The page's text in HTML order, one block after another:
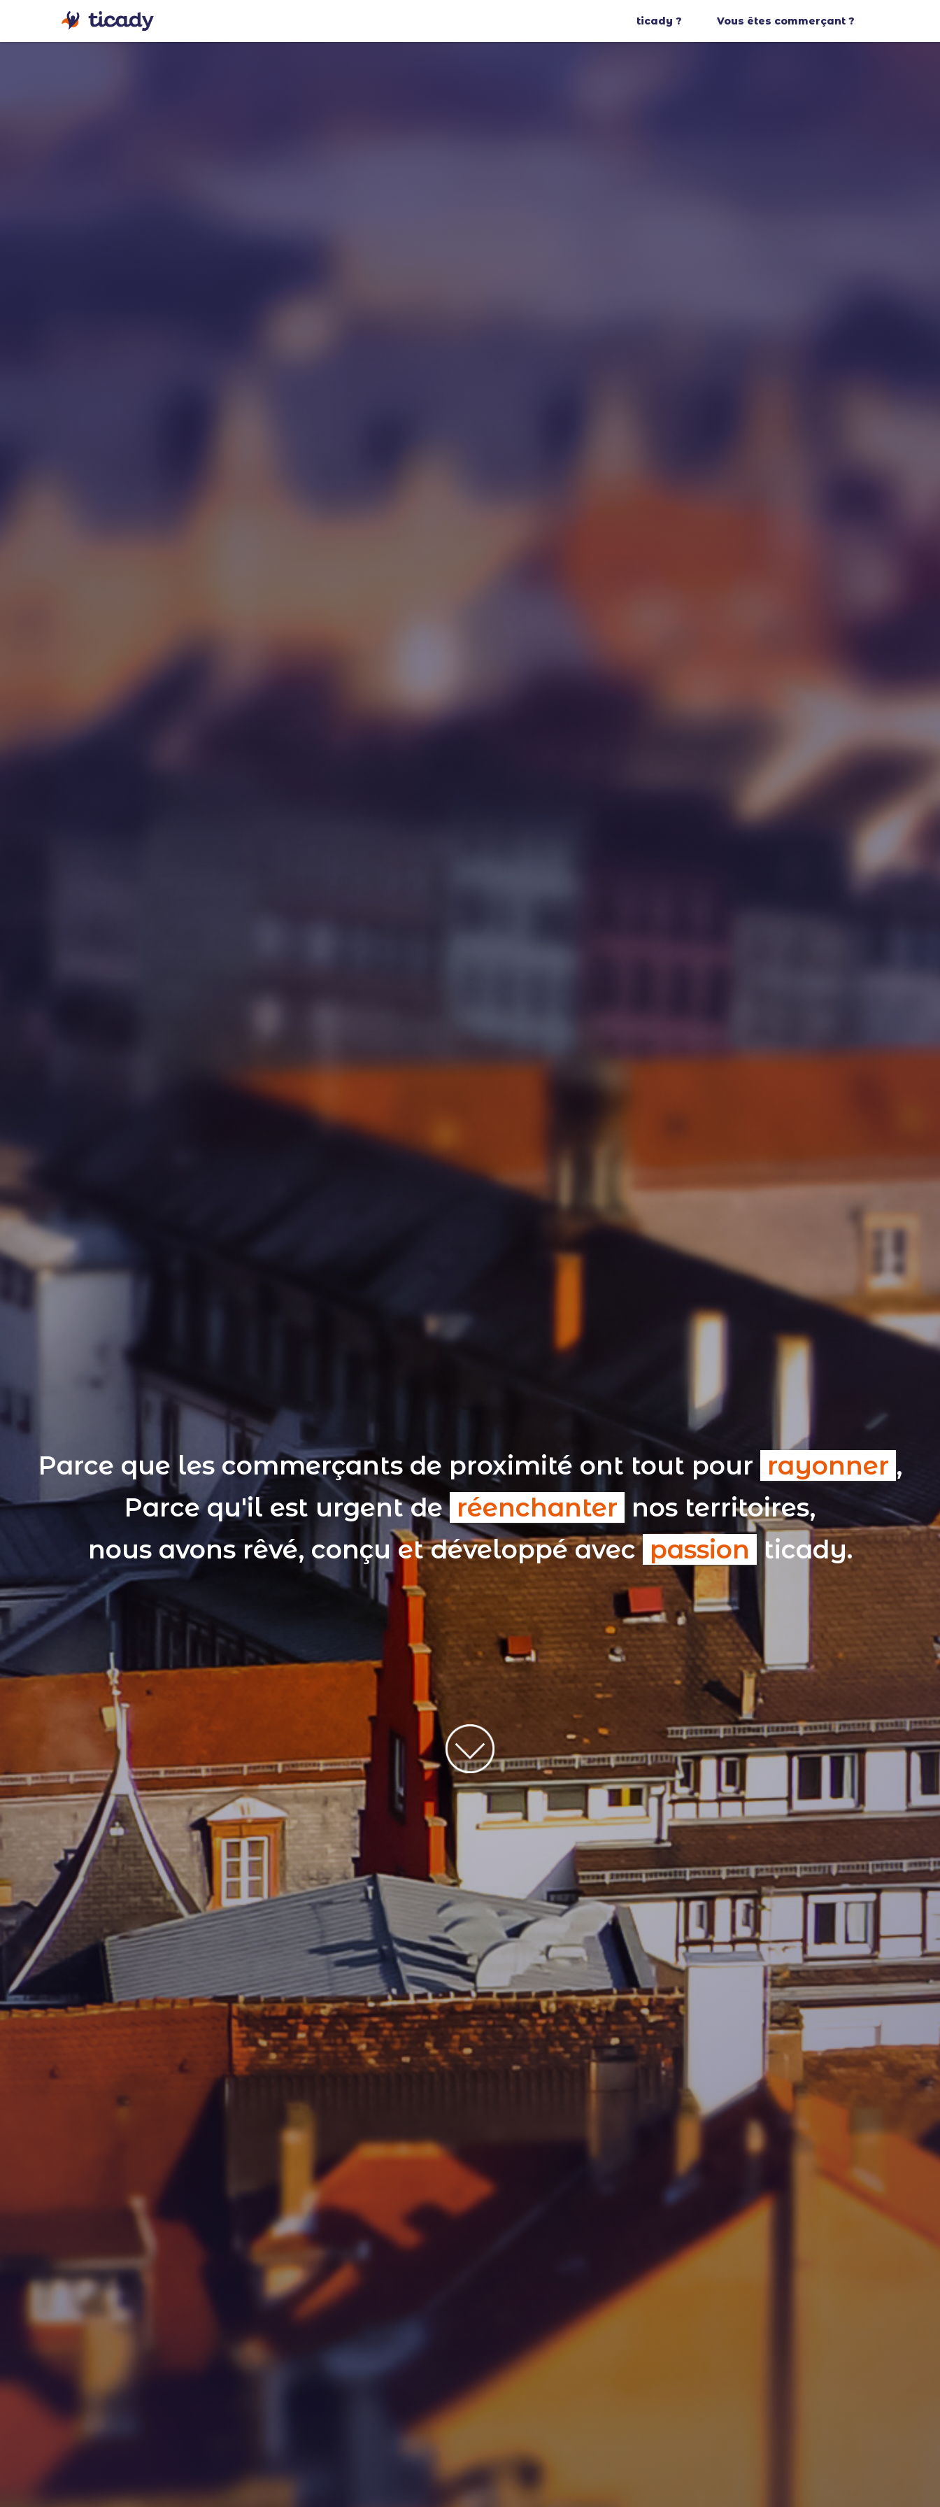
ticady ? Vous êtes commerçant ?
Parce que les commerçants de proximité ont tout pour rayonner ,
Parce qu'il est urgent de réenchanter nos territoires,
nous avons rêvé, conçu et développé avec passion ticady.